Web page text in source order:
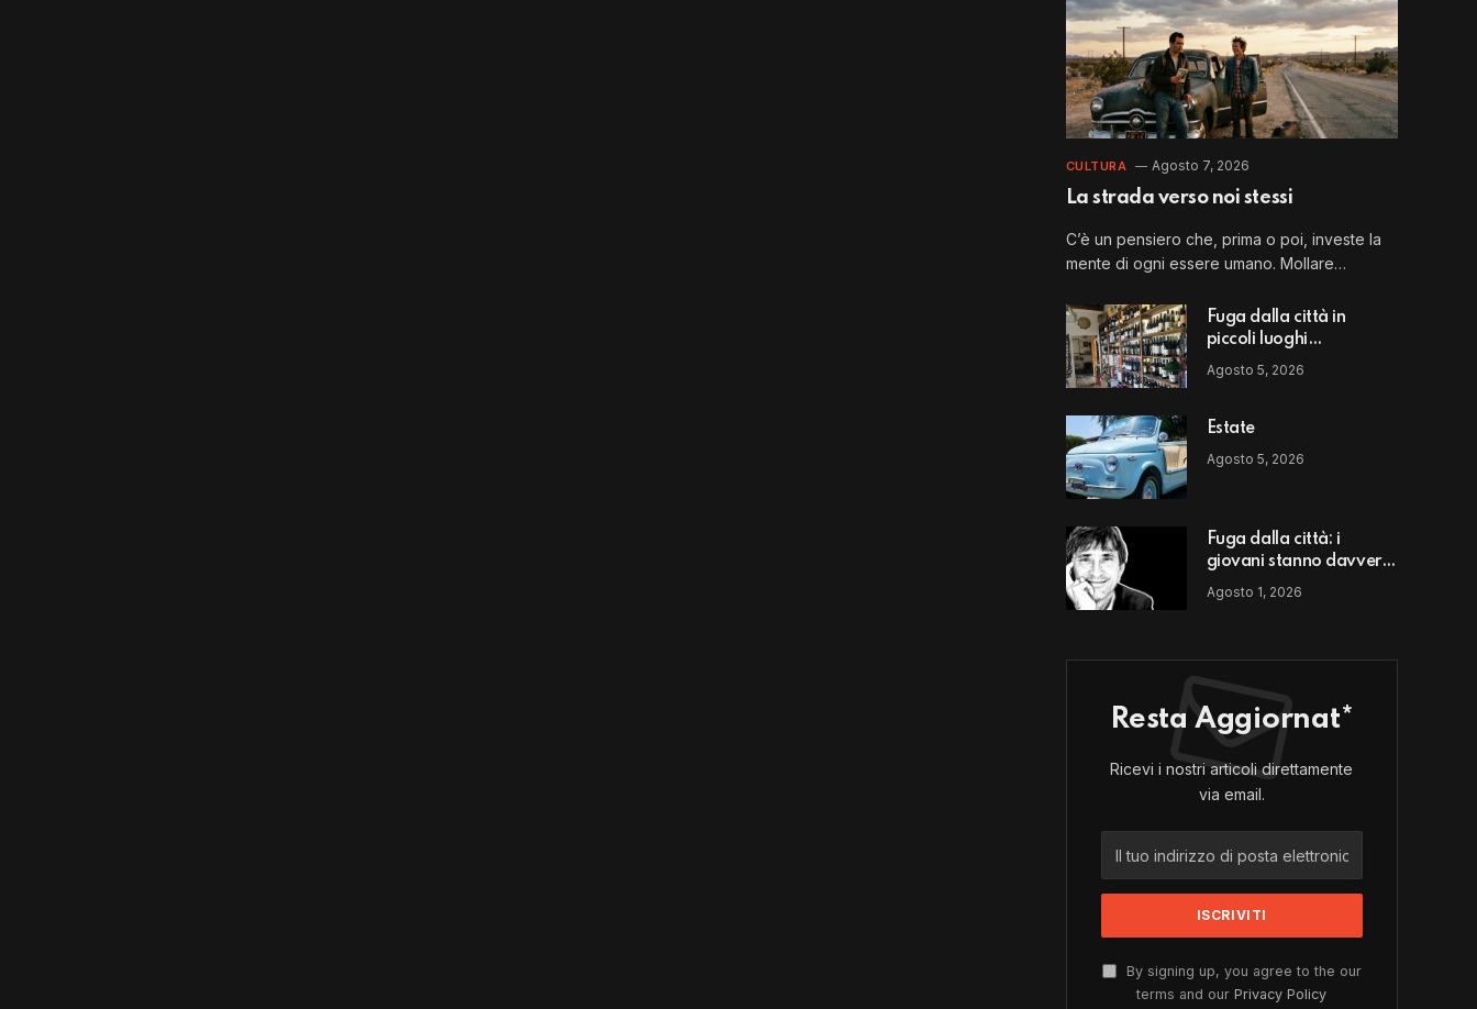
CULTURA Agosto 7, 2026
La strada verso noi stessi
C’è un pensiero che, prima o poi, investe la
mente di ogni essere umano. Mollare…
Fuga dalla città in
piccoli luoghi
straordinari: il Perbacco
di Vito Puglia
Agosto 5, 2026
Estate
Agosto 5, 2026
Fuga dalla città: i
giovani stanno davvero
scappando da un luogo
o da un modello di vita?
Agosto 1, 2026
Resta Aggiornat*
Ricevi i nostri articoli direttamente
via email.
By signing up, you agree to the our
terms and ourPrivacy Policy